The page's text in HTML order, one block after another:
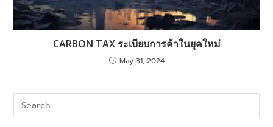
CARBON TAX ระเบียบการค้าในยุคใหม่
May 31, 2024